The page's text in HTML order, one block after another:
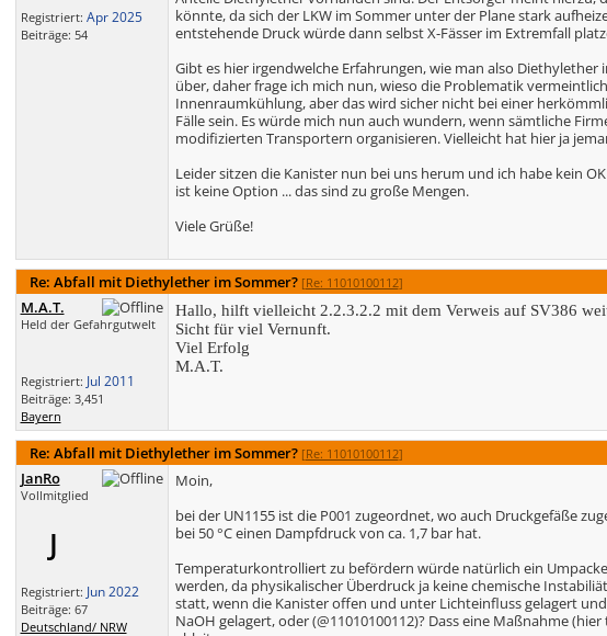
Registriert: Apr 2025
Beiträge: 54
könnte, da sich der LKW im Sommer unter der Plane stark
entstehende Druck würde dann selbst X-Fässer im Extremfall
Gibt es hier irgendwelche Erfahrungen, wie man also
über, daher frage ich mich nun, wieso die Problematik
Innenraumkühlung, aber das wird sicher nicht bei einer
Fälle sein. Es würde mich nun auch wundern, wenn sämtliche
modifizierten Transportern organisieren. Vielleicht hat hier ja
Leider sitzen die Kanister nun bei uns herum und ich habe kein
ist keine Option ... das sind zu große Mengen.
Viele Grüße!
Re: Abfall mit Diethylether im Sommer? [Re: 11010100112]
M.A.T.
Held der Gefahrgutwelt
Registriert: Jul 2011
Beiträge: 3,451
Bayern
Hallo, hilft vielleicht 2.2.3.2.2 mit dem Verweis auf SV386
Sicht für viel Vernunft.
Viel Erfolg
M.A.T.
Re: Abfall mit Diethylether im Sommer? [Re: 11010100112]
JanRo
Vollmitglied
J
Registriert: Jun 2022
Beiträge: 67
Deutschland/ NRW
Moin,
bei der UN1155 ist die P001 zugeordnet, wo auch Druckgefäße
bei 50 °C einen Dampfdruck von ca. 1,7 bar hat.
Temperaturkontrolliert zu befördern würde natürlich ein
werden, da physikalischer Überdruck ja keine chemische
statt, wenn die Kanister offen und unter Lichteinfluss gelagert
NaOH gelagert, oder (@11010100112)? Dass eine Maßnahme